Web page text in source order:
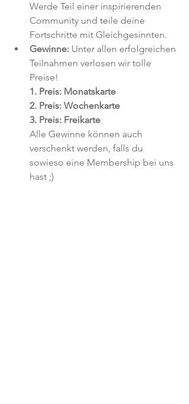
Werde Teil einer inspirierenden
Community und teile deine
Fortschritte mit Gleichgesinnten.
Gewinne: Unter allen erfolgreichen
Teilnahmen verlosen wir tolle
Preise!
1. Preis: Monatskarte
2. Preis: Wochenkarte
3. Preis: Freikarte
Alle Gewinne können auch
verschenkt werden, falls du
sowieso eine Membership bei uns
hast ;)